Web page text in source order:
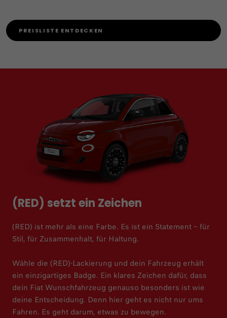
PREISLISTE ENTDECKEN
(RED) setzt ein Zeichen
(RED) ist mehr als eine Farbe. Es ist ein Statement – für
Stil, für Zusammenhalt, für Haltung.
Wähle die (RED)-Lackierung und dein Fahrzeug erhält
ein einzigartiges Badge. Ein klares Zeichen dafür, dass
dein Fiat Wunschfahrzeug genauso besonders ist wie
deine Entscheidung. Denn hier geht es nicht nur ums
Fahren. Es geht darum, etwas zu bewegen.